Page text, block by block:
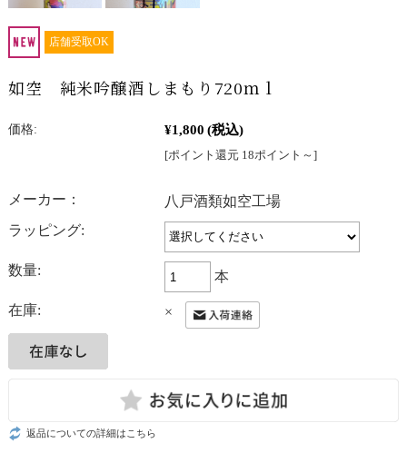
店舗受取OK
如空 純米吟醸酒しまもり720ｍｌ
価格: ¥1,800 (税込)
[ポイント還元 18ポイント～]
メーカー：
八戸酒類如空工場
ラッピング:
数量: 本
在庫: ×
返品についての詳細はこちら